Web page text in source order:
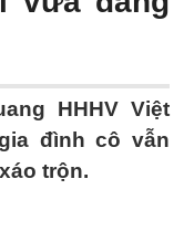
HHHV Việt
đình cô vẫn
trộn.